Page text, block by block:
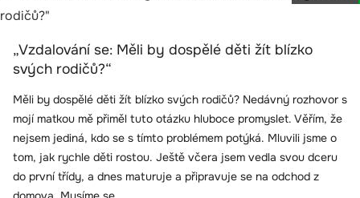
„Vzdalování se: Měli by dospělé děti žít blízko
svých rodičů?“
Měli by dospělé děti žít blízko svých rodičů? Nedávný rozhovor s
mojí matkou mě přiměl tuto otázku hluboce promyslet. Věřím, že
nejsem jediná, kdo se s tímto problémem potýká. Mluvili jsme o
tom, jak rychle děti rostou. Ještě včera jsem vedla svou dceru
do první třídy, a dnes maturuje a připravuje se na odchod z